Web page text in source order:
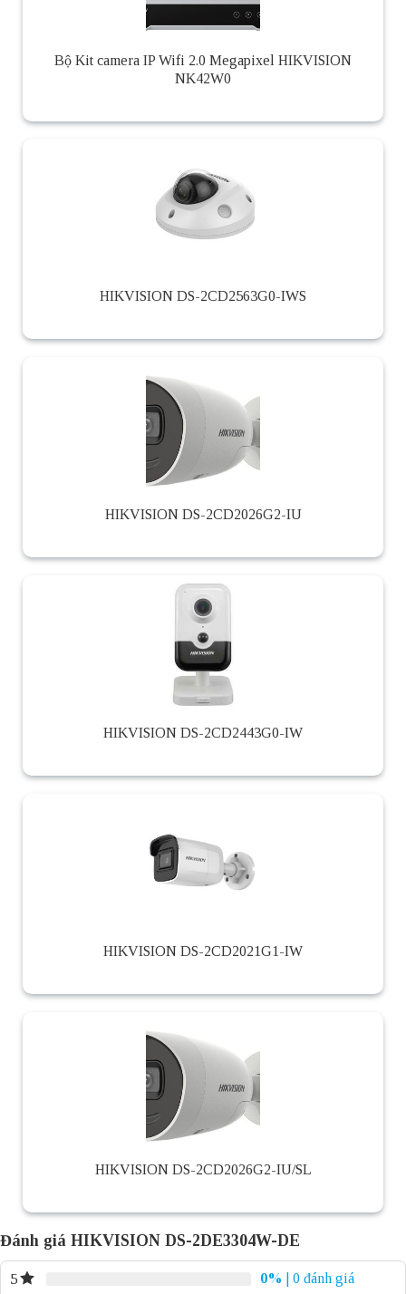
Bộ Kit camera IP Wifi 2.0 Megapixel HIKVISION
NK42W0
HIKVISION DS-2CD2563G0-IWS
HIKVISION DS-2CD2026G2-IU
HIKVISION DS-2CD2443G0-IW
HIKVISION DS-2CD2021G1-IW
HIKVISION DS-2CD2026G2-IU/SL
Đánh giá HIKVISION DS-2DE3304W-DE
5 0%
| 0 đánh giá